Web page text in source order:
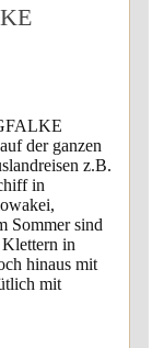
der ganzen
z.B.
in
Sommer sind
in
hinaus mit
mit